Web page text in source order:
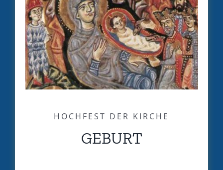
HOCHFEST DER KIRCHE
GEBURT